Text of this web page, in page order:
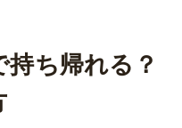
ち帰れる？